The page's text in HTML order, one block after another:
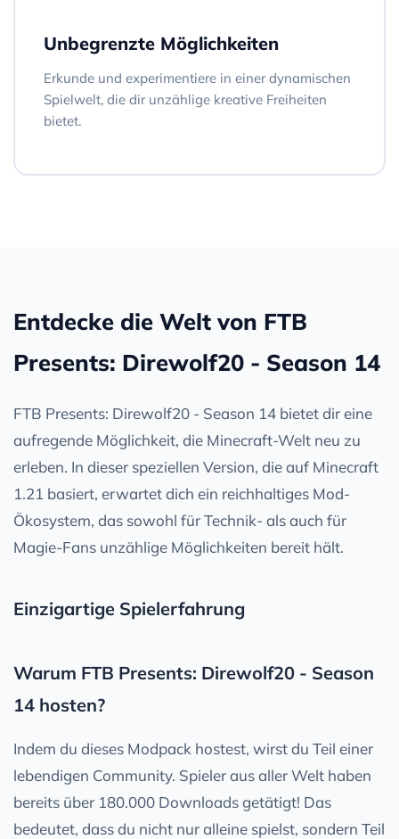
Unbegrenzte Möglichkeiten
Erkunde und experimentiere in einer dynamischen
Spielwelt, die dir unzählige kreative Freiheiten
bietet.
Entdecke die Welt von FTB
Presents: Direwolf20 - Season 14
FTB Presents: Direwolf20 - Season 14 bietet dir eine
aufregende Möglichkeit, die Minecraft-Welt neu zu
erleben. In dieser speziellen Version, die auf Minecraft
1.21 basiert, erwartet dich ein reichhaltiges Mod-
Ökosystem, das sowohl für Technik- als auch für
Magie-Fans unzählige Möglichkeiten bereit hält.
Einzigartige Spielerfahrung
Warum FTB Presents: Direwolf20 - Season
14 hosten?
Indem du dieses Modpack hostest, wirst du Teil einer
lebendigen Community. Spieler aus aller Welt haben
bereits über 180.000 Downloads getätigt! Das
bedeutet, dass du nicht nur alleine spielst, sondern Teil